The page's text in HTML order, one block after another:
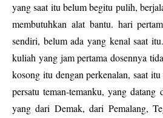
yang saat itu belum begitu pulih,
membutuhkan alat bantu. hari
sendiri, belum ada yang kenal saat
kuliah yang jam pertama dosennya
kosong itu dengan perkenalan, saat
persatu teman-temanku, yang datang
yang dari Demak, dari Pemalang,